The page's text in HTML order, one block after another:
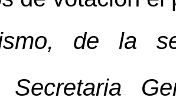
de la
Secretaria